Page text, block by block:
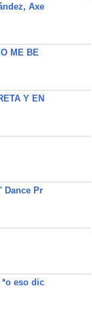
Axe
ME BE
Y EN
Dance Pr
eso dic